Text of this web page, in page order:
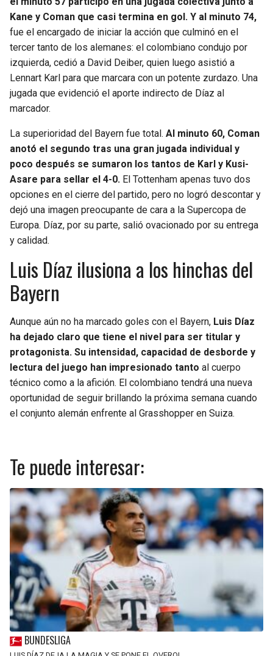
Kane y Coman que casi termina en gol. Y al minuto 74,
fue el encargado de iniciar la acción que culminó en el
tercer tanto de los alemanes: el colombiano condujo por
izquierda, cedió a David Deiber, quien luego asistió a
Lennart Karl para que marcara con un potente zurdazo. Una
jugada que evidenció el aporte indirecto de Díaz al
marcador.
La superioridad del Bayern fue total. Al minuto 60, Coman
anotó el segundo tras una gran jugada individual y
poco después se sumaron los tantos de Karl y Kusi-
Asare para sellar el 4-0. El Tottenham apenas tuvo dos
opciones en el cierre del partido, pero no logró descontar y
dejó una imagen preocupante de cara a la Supercopa de
Europa. Díaz, por su parte, salió ovacionado por su entrega
y calidad.
Luis Díaz ilusiona a los hinchas del
Bayern
Aunque aún no ha marcado goles con el Bayern, Luis Díaz
ha dejado claro que tiene el nivel para ser titular y
protagonista. Su intensidad, capacidad de desborde y
lectura del juego han impresionado tanto al cuerpo
técnico como a la afición. El colombiano tendrá una nueva
oportunidad de seguir brillando la próxima semana cuando
el conjunto alemán enfrente al Grasshopper en Suiza.
Te puede interesar:
BUNDESLIGA